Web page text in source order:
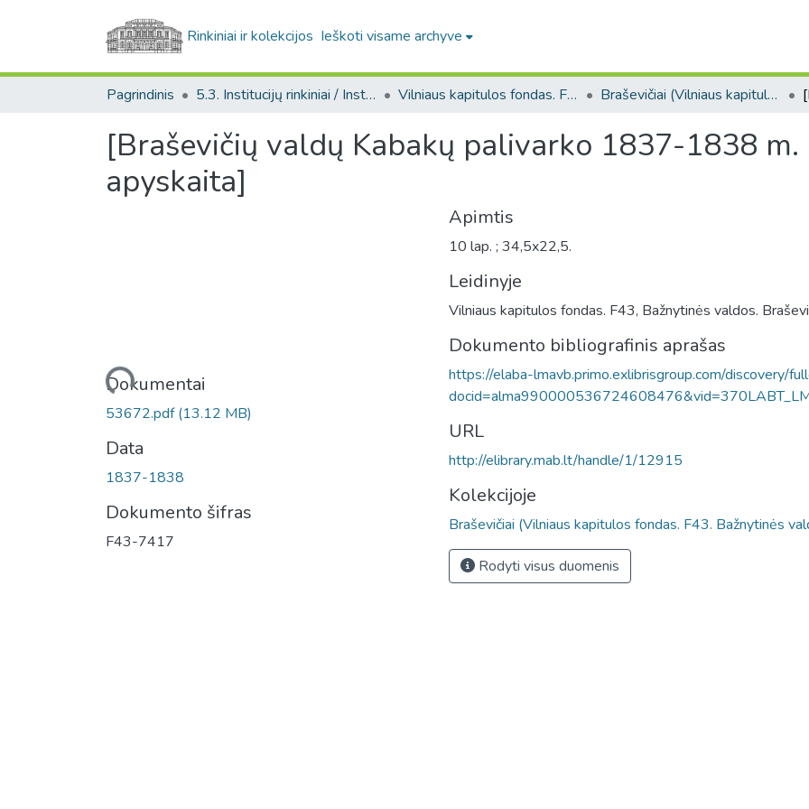
Rinkiniai ir kolekcijos Ieškoti visame archyve
Pagrindinis 5.3. Institucijų rinkiniai / Institutional collections Vilniaus kapitulos fondas. F43 Braševičiai (Vilniaus kapitulos fondas. F43. Bažnytinės valdos)
[Braševičių valdų Kabakų palivarko 1837-1838
apyskaita]
Įkeliama...
Dokumentai
53672.pdf(13.12 MB)
Data
1837-1838
Dokumento šifras
F43-7417
Apimtis
10 lap. ; 34,5x22,5.
Leidinyje
Vilniaus kapitulos fondas. F43, Bažnytinės valdos.
Dokumento bibliografinis aprašas
https://elaba-lmavb.primo.exlibrisgroup.com/discovery/
URL
http://elibrary.mab.lt/handle/1/12915
Kolekcijoje
Braševičiai (Vilniaus kapitulos fondas. F43. Bažnytinės
Rodyti visus duomenis